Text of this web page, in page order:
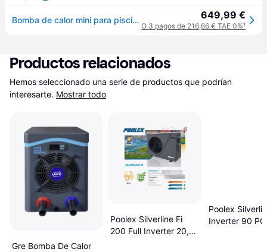
Bomba de calor mini para piscinas de hasta 30m³ 649,99 €
O 3 pagos de 216,66 € TAE 0%¹
Productos relacionados
Hemos seleccionado una serie de productos que podrían
interesarte. Mostrar todo
Gre Bomba De Calor
Poolex Silverline Fi
200 Full Inverter 20,1
Poolex
Inverter 90